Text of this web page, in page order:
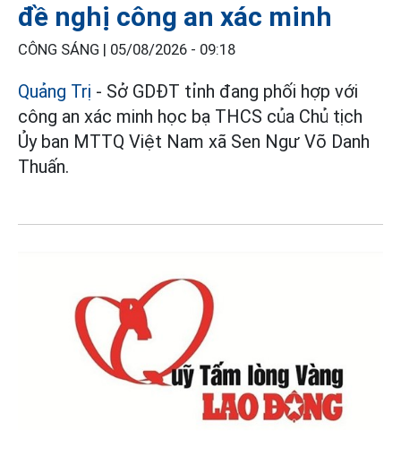
đề nghị công an xác minh
CÔNG SÁNG | 05/08/2026 - 09:18
Quảng Trị - Sở GDĐT tỉnh đang phối hợp với
công an xác minh học bạ THCS của Chủ tịch
Ủy ban MTTQ Việt Nam xã Sen Ngư Võ Danh
Thuấn.